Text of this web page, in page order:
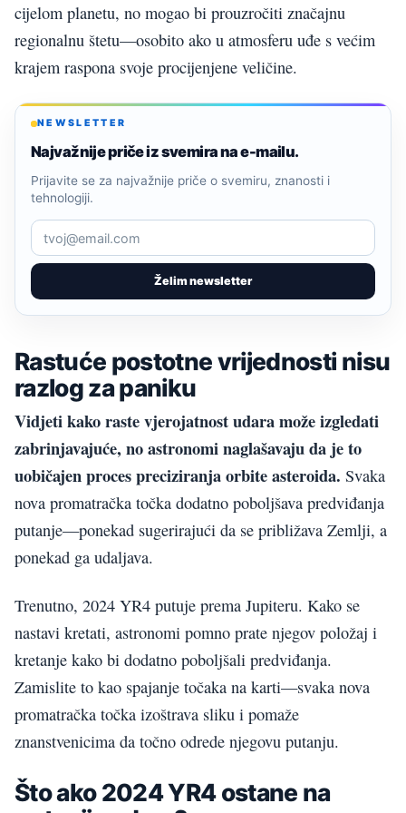
cijelom planetu, no mogao bi prouzročiti značajnu
regionalnu štetu—osobito ako u atmosferu uđe s većim
krajem raspona svoje procijenjene veličine.
NEWSLETTER
Najvažnije priče iz svemira na e-mailu.
Želim newsletter
Prijavite se za najvažnije priče o svemiru, znanosti i
tehnologiji.
Rastuće postotne vrijednosti nisu
razlog za paniku
Vidjeti kako raste vjerojatnost udara može izgledati
zabrinjavajuće, no astronomi naglašavaju da je to
uobičajen proces preciziranja orbite asteroida. Svaka
nova promatračka točka dodatno poboljšava predviđanja
putanje—ponekad sugerirajući da se približava Zemlji, a
ponekad ga udaljava.
Trenutno, 2024 YR4 putuje prema Jupiteru. Kako se
nastavi kretati, astronomi pomno prate njegov položaj i
kretanje kako bi dodatno poboljšali predviđanja.
Zamislite to kao spajanje točaka na karti—svaka nova
promatračka točka izoštrava sliku i pomaže
znanstvenicima da točno odrede njegovu putanju.
Što ako 2024 YR4 ostane na